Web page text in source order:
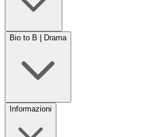
Bio to B | Drama
Informazioni